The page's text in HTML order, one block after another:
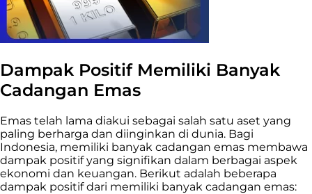
Dampak Positif Memiliki Banyak
Cadangan Emas
Emas telah lama diakui sebagai salah satu aset yang
paling berharga dan diinginkan di dunia. Bagi
Indonesia, memiliki banyak cadangan emas membawa
dampak positif yang signifikan dalam berbagai aspek
ekonomi dan keuangan. Berikut adalah beberapa
dampak positif dari memiliki banyak cadangan emas: